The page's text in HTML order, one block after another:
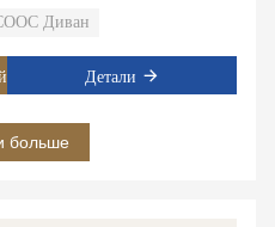
ткань и губки
его качество.
Диван
Детали
больше